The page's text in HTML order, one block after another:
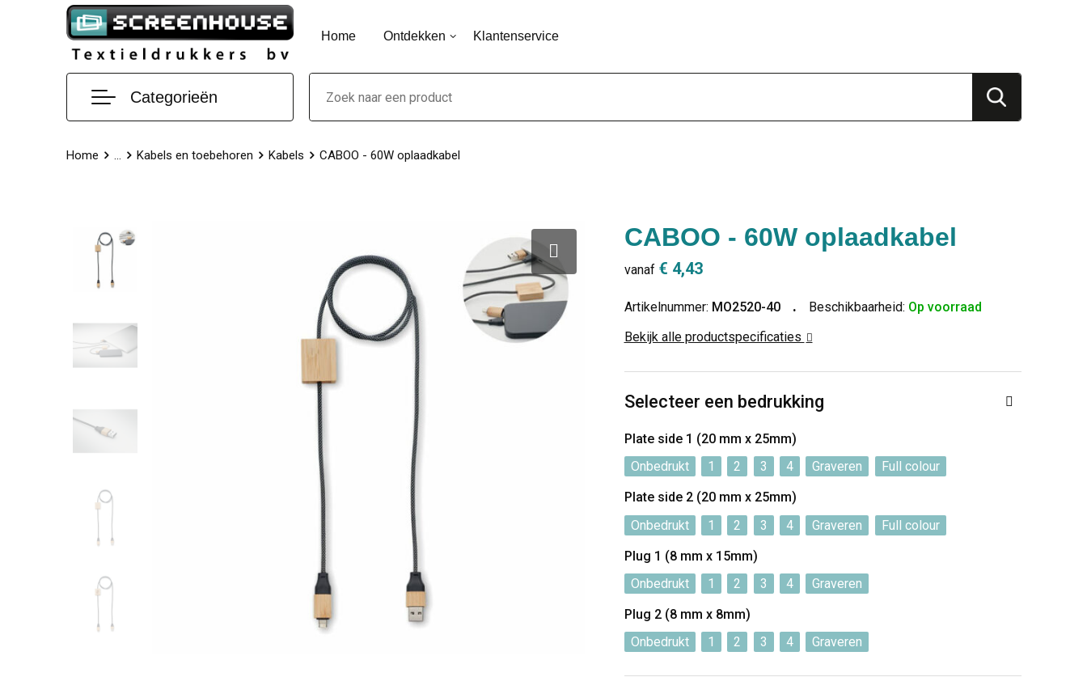
Home Ontdekken Klantenservice
Categorieën
Home ... Kabels en toebehoren Kabels CABOO - 60W oplaadkabel
CABOO - 60W oplaadkabel
vanaf € 4,43
Artikelnummer: MO2520-40 Beschikbaarheid: Op voorraad
Bekijk alle productspecificaties
Selecteer een bedrukking
Plate side 1 (20 mm x 25mm)
Onbedrukt
1 2 3 4 Graveren
Full colour
Plate side 2 (20 mm x 25mm)
Onbedrukt
1 2 3 4 Graveren
Full colour
Plug 1 (8 mm x 15mm)
Onbedrukt
1 2 3 4
Graveren
Plug 2 (8 mm x 8mm)
Onbedrukt
1 2 3 4 Graveren